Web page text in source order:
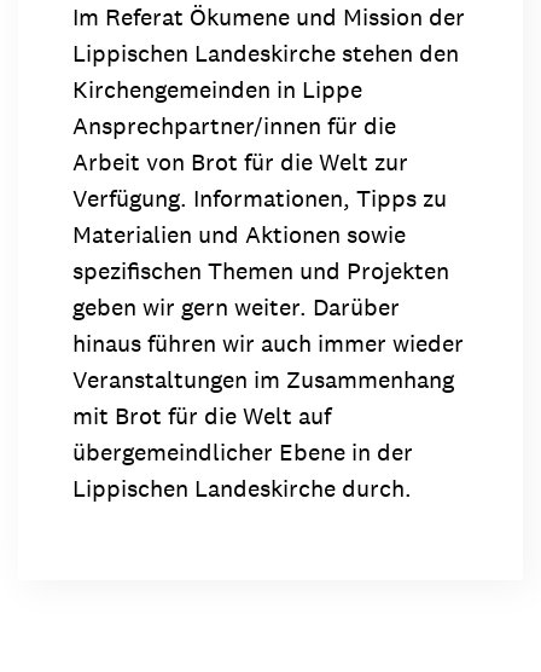
Im Referat Ökumene und Mission der
Lippischen Landeskirche stehen den
Kirchengemeinden in Lippe
Ansprechpartner/innen für die
Arbeit von Brot für die Welt zur
Verfügung. Informationen, Tipps zu
Materialien und Aktionen sowie
spezifischen Themen und Projekten
geben wir gern weiter. Darüber
hinaus führen wir auch immer wieder
Veranstaltungen im Zusammenhang
mit Brot für die Welt auf
übergemeindlicher Ebene in der
Lippischen Landeskirche durch.